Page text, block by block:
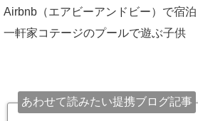
Airbnb（エアビーアンドビー）で宿
一軒家コテージのプールで遊ぶ子供
あわせて読みたい提携ブログ記事